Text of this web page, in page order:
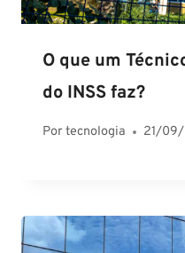
O que um
do INSS faz?
Portecnologia 21/